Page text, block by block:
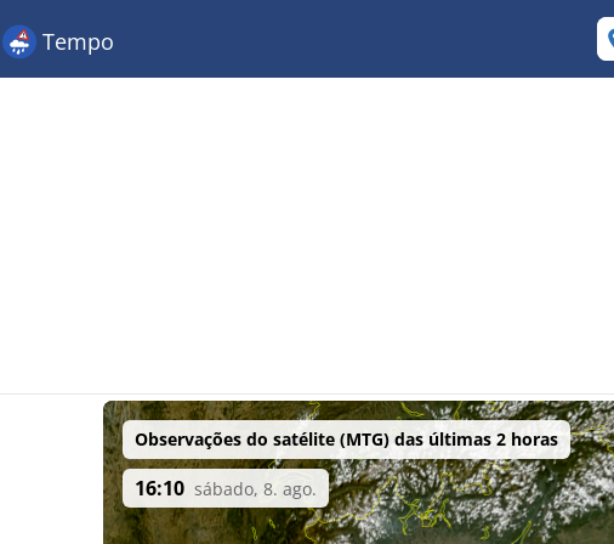
Tempo
Observações do satélite (MTG) das últimas 2 horas
16:10 sábado, 8. ago.